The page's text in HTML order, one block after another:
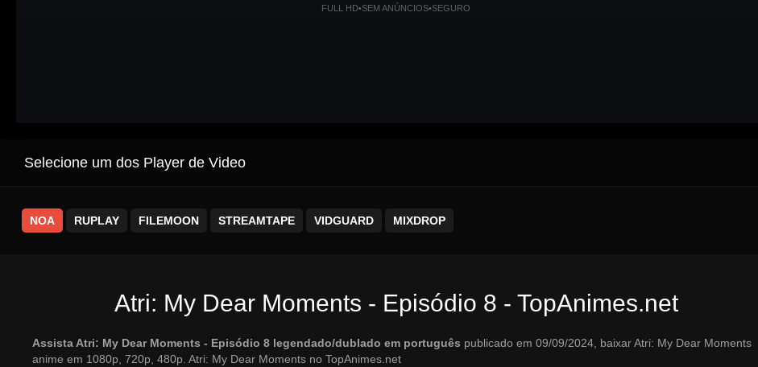
FULL HD•SEM ANÚNCIOS•SEGURO
Selecione um dos Player de Video
NOA RUPLAY FILEMOON STREAMTAPE VIDGUARD MIXDROP
Atri: My Dear Moments - Episódio 8 - TopAnimes.net
Assista Atri: My Dear Moments - Episódio 8 legendado/dublado em português publicado em 09/09/2024, baixar Atri: My Dear Moments
anime em 1080p, 720p, 480p. Atri: My Dear Moments no TopAnimes.net